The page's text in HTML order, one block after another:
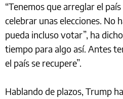
“Tenemos que arreglar el
celebrar unas elecciones. No
pueda incluso votar”, ha
tiempo para algo así. Antes
el país se recupere”.
Hablando de plazos, Trump